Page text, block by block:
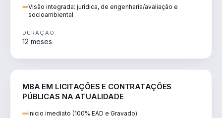
Visão integrada: jurídica, de engenharia/avaliação e
socioambiental
DURAÇÃO
12 meses
MBA EM LICITAÇÕES E CONTRATAÇÕES
PÚBLICAS NA ATUALIDADE
Inicio imediato (100% EAD e Gravado)